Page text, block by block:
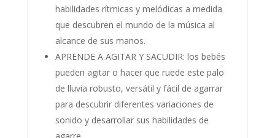
habilidades rítmicas y melódicas a medida
que descubren el mundo de la música al
alcance de sus manos.
APRENDE A AGITAR Y SACUDIR: los bebés
pueden agitar o hacer que ruede este palo
de lluvia robusto, versátil y fácil de agarrar
para descubrir diferentes variaciones de
sonido y desarrollar sus habilidades de